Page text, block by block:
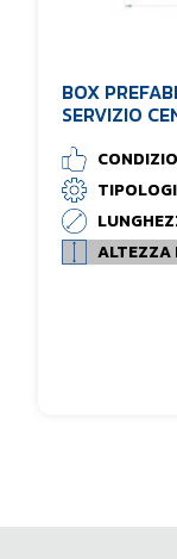
BOX
SERVIZIO
ALTEZZA